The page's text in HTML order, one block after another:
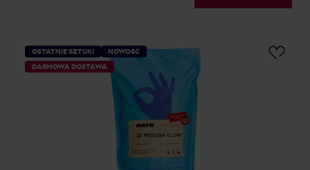
OSTATNIE SZTUKI
NOWOŚĆ
DARMOWA DOSTAWA